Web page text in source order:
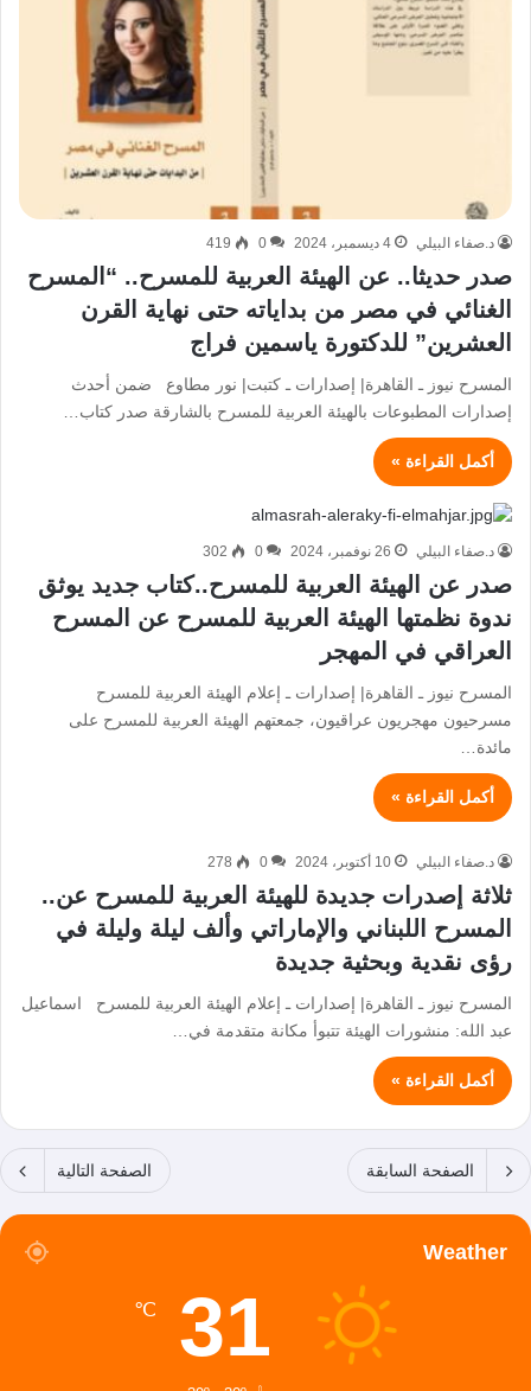
د.صفاء البيلي 4 ديسمبر، 2024 0
419
صدر حديثا.. عن الهيئة العربية للمسرح.. “المسرح
الغنائي في مصر من بداياته حتى نهاية القرن
العشرين” للدكتورة ياسمين فراج
المسرح نيوز ـ القاهرة| إصدارات ـ كتبت| نور مطاوع ضمن أحدث
إصدارات المطبوعات بالهيئة العربية للمسرح بالشارقة صدر كتاب…
أكمل القراءة »
د.صفاء البيلي 26 نوفمبر، 2024 0
302
صدر عن الهيئة العربية للمسرح..كتاب جديد يوثق
ندوة نظمتها الهيئة العربية للمسرح عن المسرح
العراقي في المهجر
المسرح نيوز ـ القاهرة| إصدارات ـ إعلام الهيئة العربية للمسرح
مسرحيون مهجريون عراقيون، جمعتهم الهيئة العربية للمسرح على
مائدة…
أكمل القراءة »
د.صفاء البيلي 10 أكتوبر، 2024 0
278
ثلاثة إصدرات جديدة للهيئة العربية للمسرح عن..
المسرح اللبناني والإماراتي وألف ليلة وليلة في
رؤى نقدية وبحثية جديدة
المسرح نيوز ـ القاهرة| إصدارات ـ إعلام الهيئة العربية للمسرح اسماعيل
عبد الله: منشورات الهيئة تتبوأ مكانة متقدمة في…
أكمل القراءة »
الصفحة السابقة الصفحة التالية
Weather
31
℃